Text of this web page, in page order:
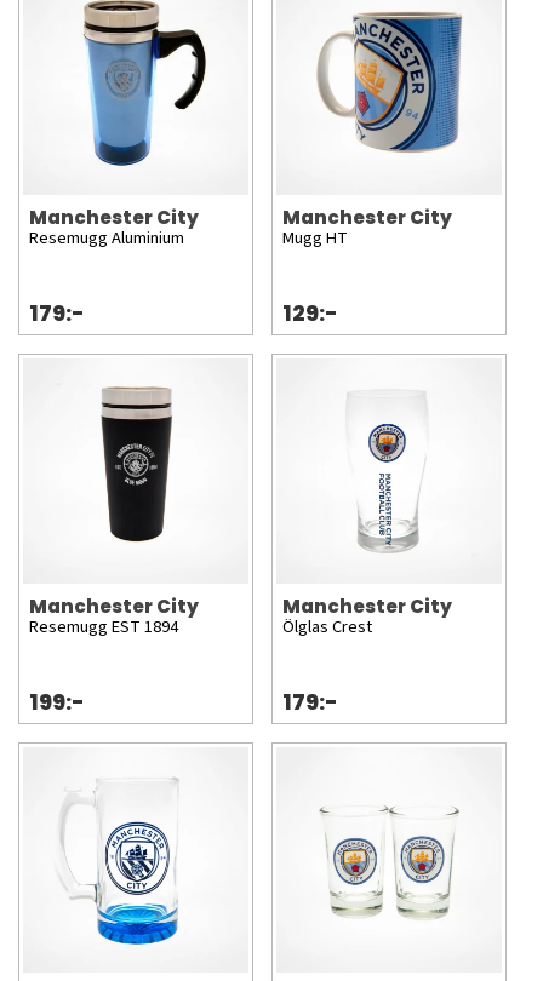
Manchester City
Resemugg Aluminium
179:-
Manchester City
Mugg HT
129:-
Manchester City
Resemugg EST 1894
199:-
Manchester City
Ölglas Crest
179:-